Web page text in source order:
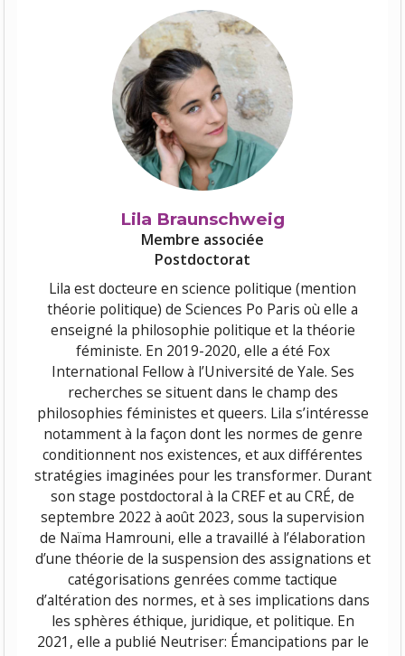
Lila Braunschweig
Membre associée
Postdoctorat
Lila est docteure en science politique (mention
théorie politique) de Sciences Po Paris où elle a
enseigné la philosophie politique et la théorie
féministe. En 2019-2020, elle a été Fox
International Fellow à l’Université de Yale. Ses
recherches se situent dans le champ des
philosophies féministes et queers. Lila s’intéresse
notamment à la façon dont les normes de genre
conditionnent nos existences, et aux différentes
stratégies imaginées pour les transformer. Durant
son stage postdoctoral à la CREF et au CRÉ, de
septembre 2022 à août 2023, sous la supervision
de Naïma Hamrouni, elle a travaillé à l’élaboration
d’une théorie de la suspension des assignations et
catégorisations genrées comme tactique
d’altération des normes, et à ses implications dans
les sphères éthique, juridique, et politique. En
2021, elle a publié Neutriser: Émancipations par le